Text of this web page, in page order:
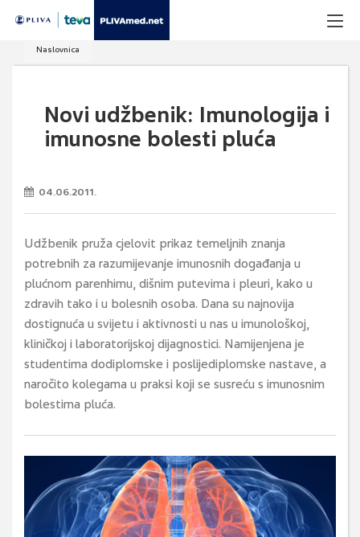
Naslovnica
Novi udžbenik: Imunologija i
imunosne bolesti pluća
04.06.2011.
Udžbenik pruža cjelovit prikaz temeljnih znanja
potrebnih za razumijevanje imunosnih događanja u
plućnom parenhimu, dišnim putevima i pleuri, kako u
zdravih tako i u bolesnih osoba. Dana su najnovija
dostignuća u svijetu i aktivnosti u nas u imunološkoj,
kliničkoj i laboratorijskoj dijagnostici. Namijenjena je
studentima dodiplomske i poslijediplomske nastave, a
naročito kolegama u praksi koji se susreću s imunosnim
bolestima pluća.